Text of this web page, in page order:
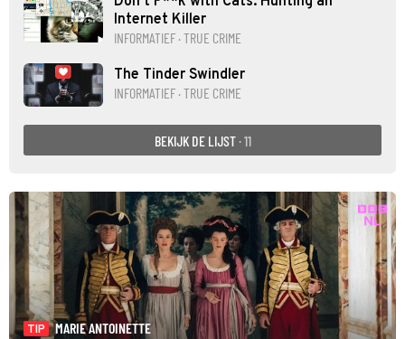
Internet Killer
INFORMATIEF · TRUE CRIME
The Tinder Swindler
INFORMATIEF · TRUE CRIME
BEKIJK DE LIJST · 11
TIP
MARIE ANTOINETTE